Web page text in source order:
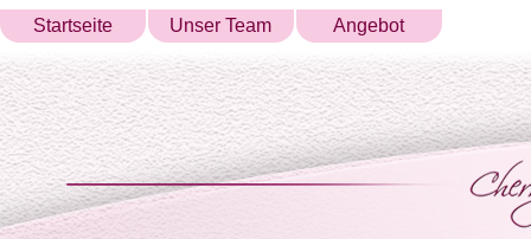
Startseite Unser Team Angebot